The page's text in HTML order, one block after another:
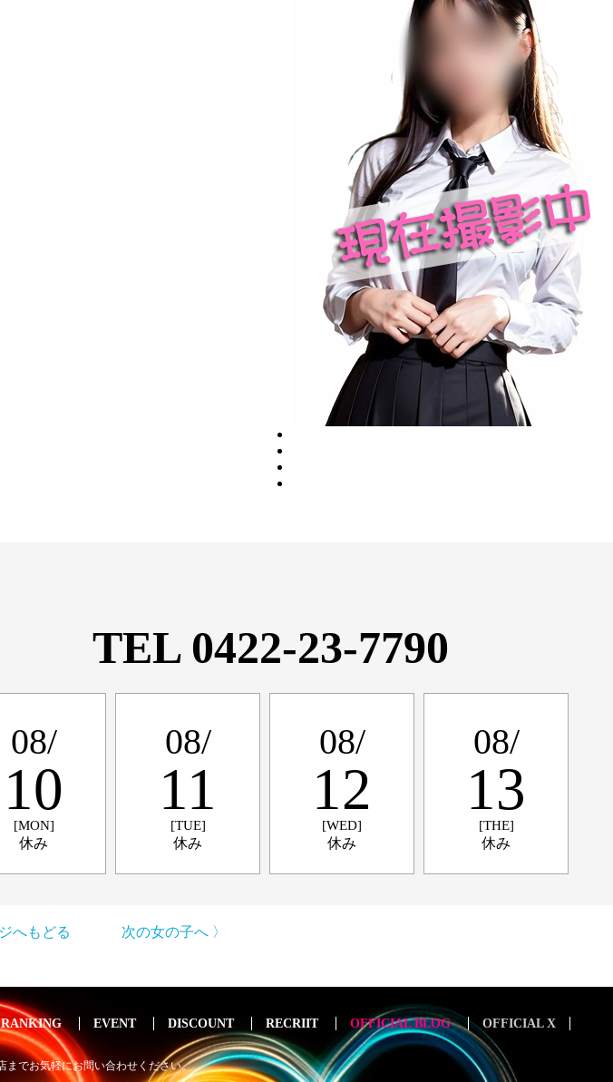
TEL 0422-23-7790
08/
10
[MON]
休み
08/
11
[TUE]
休み
08/
12
[WED]
休み
08/
13
[THE]
休み
へもどる 次の女の子へ 〉
RANKING EVENT DISCOUNT RECRIIT OFFICIAL BLOG OFFICIAL X
までお気軽にお問い合わせください。